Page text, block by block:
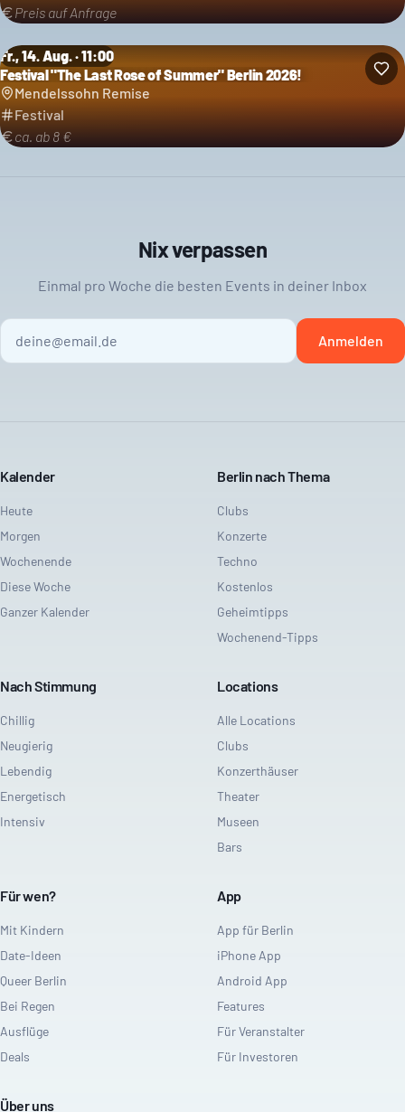
Preis auf Anfrage
Fr., 14. Aug. · 11:00
Festival "The Last Rose of Summer" Berlin 2026!
Mendelssohn Remise
Festival
ca. ab 8 €
Kategorie: Festival
Nix verpassen
Einmal pro Woche die besten Events in deiner Inbox
Anmelden
Kalender
Heute
Morgen
Wochenende
Diese Woche
Ganzer Kalender
Berlin nach Thema
Clubs
Konzerte
Techno
Kostenlos
Geheimtipps
Wochenend-Tipps
Nach Stimmung
Chillig
Neugierig
Lebendig
Energetisch
Intensiv
Locations
Alle Locations
Clubs
Konzerthäuser
Theater
Museen
Bars
Für wen?
Mit Kindern
Date-Ideen
Queer Berlin
Bei Regen
Ausflüge
Deals
App
App für Berlin
iPhone App
Android App
Features
Für Veranstalter
Für Investoren
Über uns